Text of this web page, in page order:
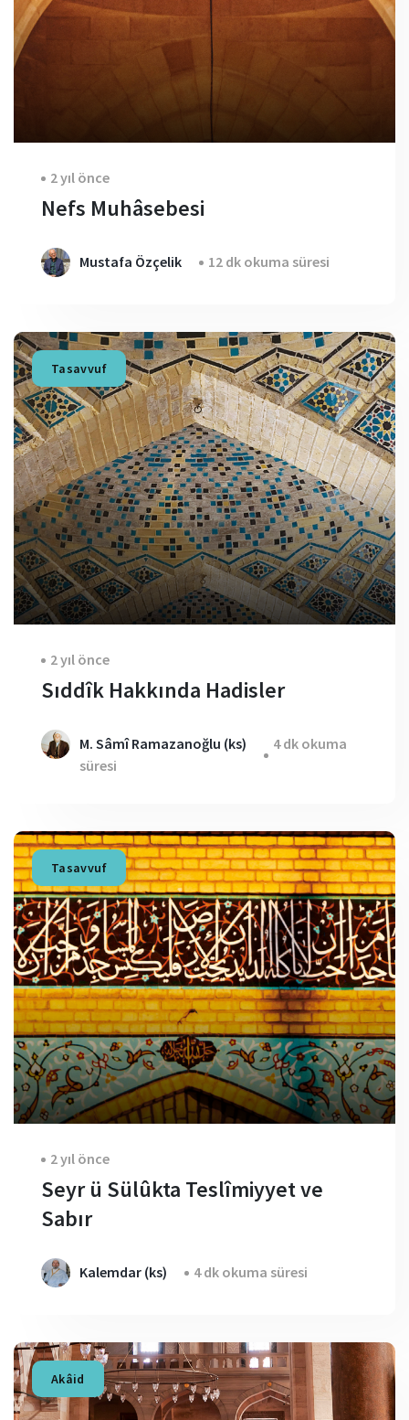
2 yıl önce
Nefs Muhâsebesi
Mustafa Özçelik 12 dk okuma süresi
Tasavvuf
2 yıl önce
Sıddîk Hakkında Hadisler
M. Sâmî Ramazanoğlu (ks)
4 dk okuma
süresi
Tasavvuf
2 yıl önce
Seyr ü Sülûkta Teslîmiyyet ve
Sabır
Kalemdar (ks) 4 dk okuma süresi
Akâid